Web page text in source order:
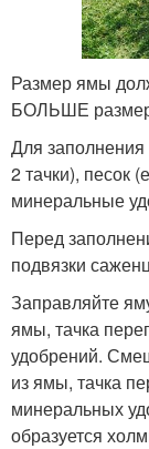
Размер ямы
БОЛЬШЕ
Для
2 тачки), песок
минеральные
Перед
подвязки
Заправляйте
ямы, тачка
удобрений.
из ямы, тачка
минеральных
образуется